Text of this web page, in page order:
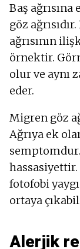
Baş
göz
ağrısının
örnektir.
olur ve aynı
eder.
Migren göz
Ağrıya ek
semptomdur.
fotofobi
ortaya
Alerjik